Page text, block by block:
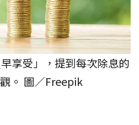
享受」，提到每次除息的
。 圖／Freepik